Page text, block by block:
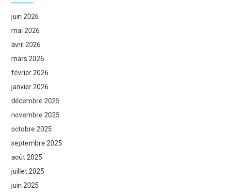
juin 2026
mai 2026
avril 2026
mars 2026
février 2026
janvier 2026
décembre 2025
novembre 2025
octobre 2025
septembre 2025
août 2025
juillet 2025
juin 2025